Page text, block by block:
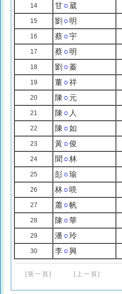
14 甘○葳
15 劉 ○ 明
16 蔡○宇
17 蔡○ 明
18 劉 ○蓁
19 董○祥
20 陳 ○ 元
21 陳 ○ 人
22 陳 ○如
23 黃○俊
24 聞 ○林
25 彭○瑜
26 林○ 喨
27 蕭○帆
28 陳 ○華
29 潘 ○玲
30 李○興
[第一頁] [上一頁]